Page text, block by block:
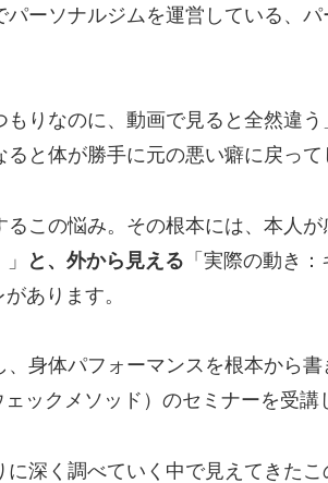
パーソナルジムを運営している、
もりなのに、動画で見ると全然違
と体が勝手に元の悪い癖に戻って
この悩み。その根本には、本人
と、外から見える 「実際の動き
あります。
身体パフォーマンスを根本から
ックメソッド）のセミナーを受講
深く調べていく中で見えてきた